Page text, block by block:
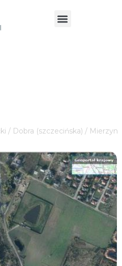
/ Dobra (szczecińska) / Mierzyn